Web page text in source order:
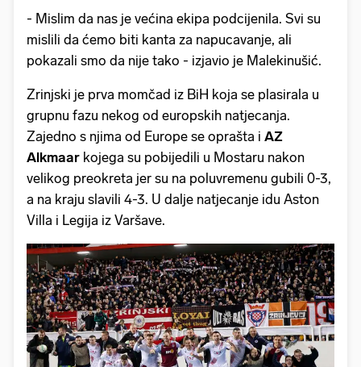
- Mislim da nas je većina ekipa podcijenila. Svi su
mislili da ćemo biti kanta za napucavanje, ali
pokazali smo da nije tako - izjavio je Malekinušić.
Zrinjski je prva momčad iz BiH koja se plasirala u
grupnu fazu nekog od europskih natjecanja.
Zajedno s njima od Europe se oprašta i AZ
Alkmaar kojega su pobijedili u Mostaru nakon
velikog preokreta jer su na poluvremenu gubili 0-3,
a na kraju slavili 4-3. U dalje natjecanje idu Aston
Villa i Legija iz Varšave.